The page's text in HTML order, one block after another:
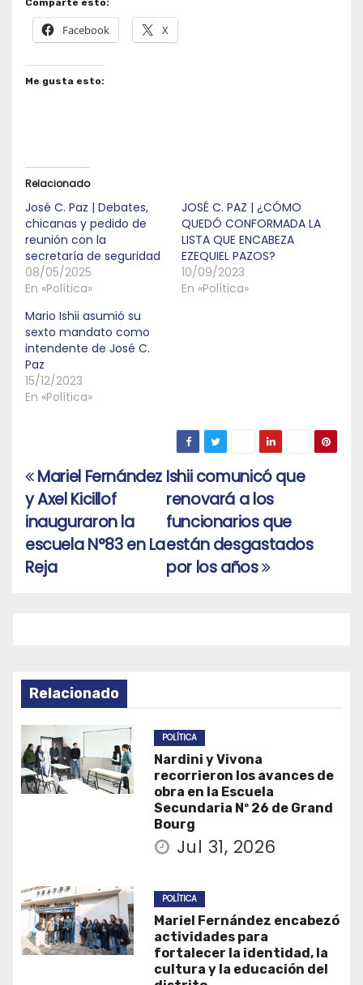
Comparte esto:
Facebook X
Me gusta esto:
Relacionado
José C. Paz | Debates,
chicanas y pedido de
reunión con la
secretaría de seguridad
08/05/2025
En «Política»
JOSÉ C. PAZ | ¿CÓMO
QUEDÓ CONFORMADA LA
LISTA QUE ENCABEZA
EZEQUIEL PAZOS?
10/09/2023
En «Política»
Mario Ishii asumió su
sexto mandato como
intendente de José C.
Paz
15/12/2023
En «Política»
Navegación
de
entradas
Ishii comunicó que
renovará a los
funcionarios que
están desgastados
por los años
Mariel Fernández
y Axel Kicillof
inauguraron la
escuela N°83 en La
Reja
Relacionado
POLÍTICA
Nardini y Vivona
recorrieron los avances de
obra en la Escuela
Secundaria Nº 26 de Grand
Bourg
Jul 31, 2026
POLÍTICA
Mariel Fernández encabezó
actividades para
fortalecer la identidad, la
cultura y la educación del